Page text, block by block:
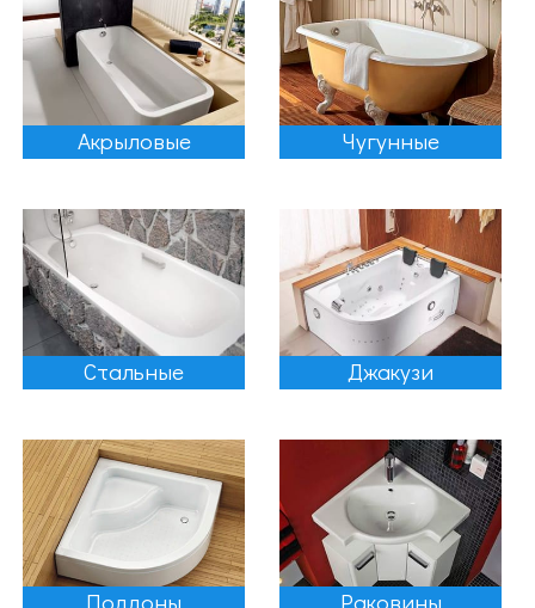
Акрыловые Чугунные
Стальные Джакузи
Поддоны Раковины